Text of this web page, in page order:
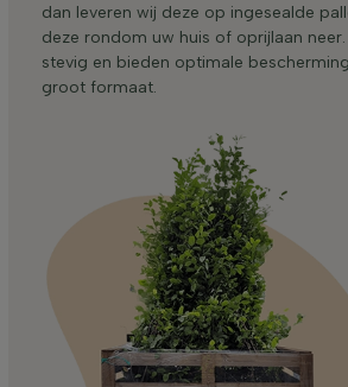
dan leveren wij deze op ingesealde
deze rondom uw huis of oprijlaan
stevig en bieden optimale
groot formaat.